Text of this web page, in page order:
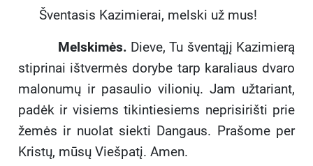
Šventasis Kazimierai, melski už mus!
Melskimės. Dieve, Tu šventąjį Kazimierą
stiprinai ištvermės dorybe tarp karaliaus dvaro
malonumų ir pasaulio vilionių. Jam užtariant,
padėk ir visiems tikintiesiems neprisirišti prie
žemės ir nuolat siekti Dangaus. Prašome per
Kristų, mūsų Viešpatį. Amen.